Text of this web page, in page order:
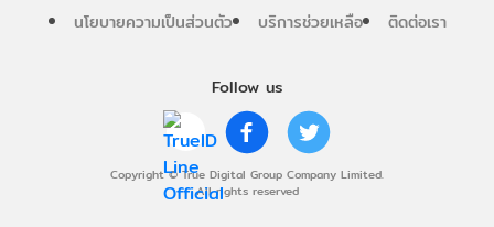
Follow us
Copyright © True Digital Group Company Limited.
All rights reserved
นโยบายความเป็นส่วนตัว
บริการช่วยเหลือ ติดต่อเรา